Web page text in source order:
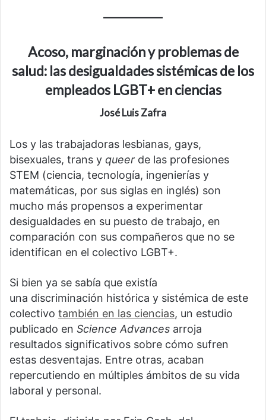
Acoso, marginación y problemas de
salud: las desigualdades sistémicas de los
empleados LGBT+ en ciencias
José Luis Zafra
Los y las trabajadoras lesbianas, gays,
bisexuales, trans y queer de las profesiones
STEM (ciencia, tecnología, ingenierías y
matemáticas, por sus siglas en inglés) son
mucho más propensos a experimentar
desigualdades en su puesto de trabajo, en
comparación con sus compañeros que no se
identifican en el colectivo LGBT+.
Si bien ya se sabía que existía
una discriminación histórica y sistémica de este
colectivo también en las ciencias, un estudio
publicado en Science Advances arroja
resultados significativos sobre cómo sufren
estas desventajas. Entre otras, acaban
repercutiendo en múltiples ámbitos de su vida
laboral y personal.